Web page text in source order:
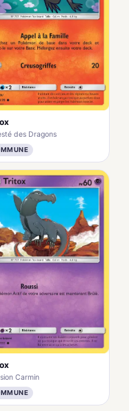
des Dragons
Carmin